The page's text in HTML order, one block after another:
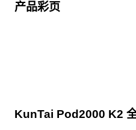
产品彩页
KunTai Pod2000 K2